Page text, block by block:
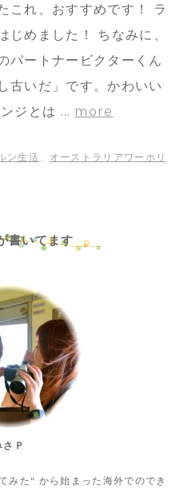
これ、おすすめです！ ラ
じめました！ ちなみに、
パートナービクターくん
古いだ」です。かわいい
ジとは … more
ン生活 オーストラリアワーホリ
書いてます
さＰ
みた" から始まった海外でのでき